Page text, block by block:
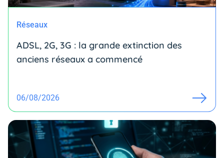
Réseaux
ADSL, 2G, 3G : la grande extinction des
anciens réseaux a commencé
06/08/2026